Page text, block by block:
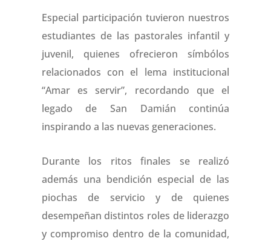
Especial participación tuvieron nuestros
estudiantes de las pastorales infantil y
juvenil, quienes ofrecieron símbólos
relacionados con el lema institucional
“Amar es servir”, recordando que el
legado de San Damián continúa
inspirando a las nuevas generaciones.
Durante los ritos finales se realizó
además una bendición especial de las
piochas de servicio y de quienes
desempeñan distintos roles de liderazgo
y compromiso dentro de la comunidad,